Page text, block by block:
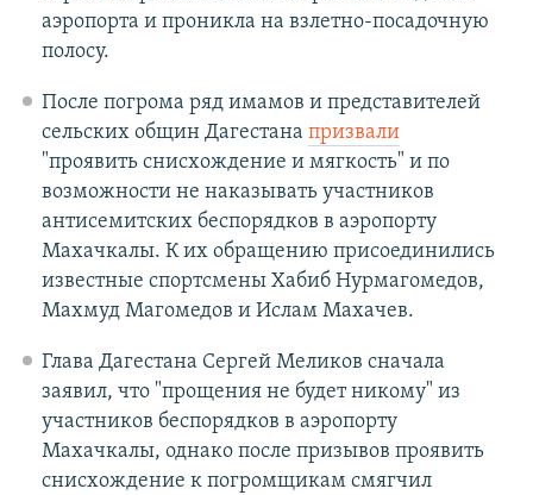
аэропорта и проникла на взлетно-посадочную
полосу.
После погрома ряд имамов и представителей
сельских общин Дагестана призвали
"проявить снисхождение и мягкость" и по
возможности не наказывать участников
антисемитских беспорядков в аэропорту
Махачкалы. К их обращению присоединились
известные спортсмены Хабиб Нурмагомедов,
Махмуд Магомедов и Ислам Махачев.
Глава Дагестана Сергей Меликов сначала
заявил, что "прощения не будет никому" из
участников беспорядков в аэропорту
Махачкалы, однако после призывов проявить
снисхождение к погромщикам смягчил